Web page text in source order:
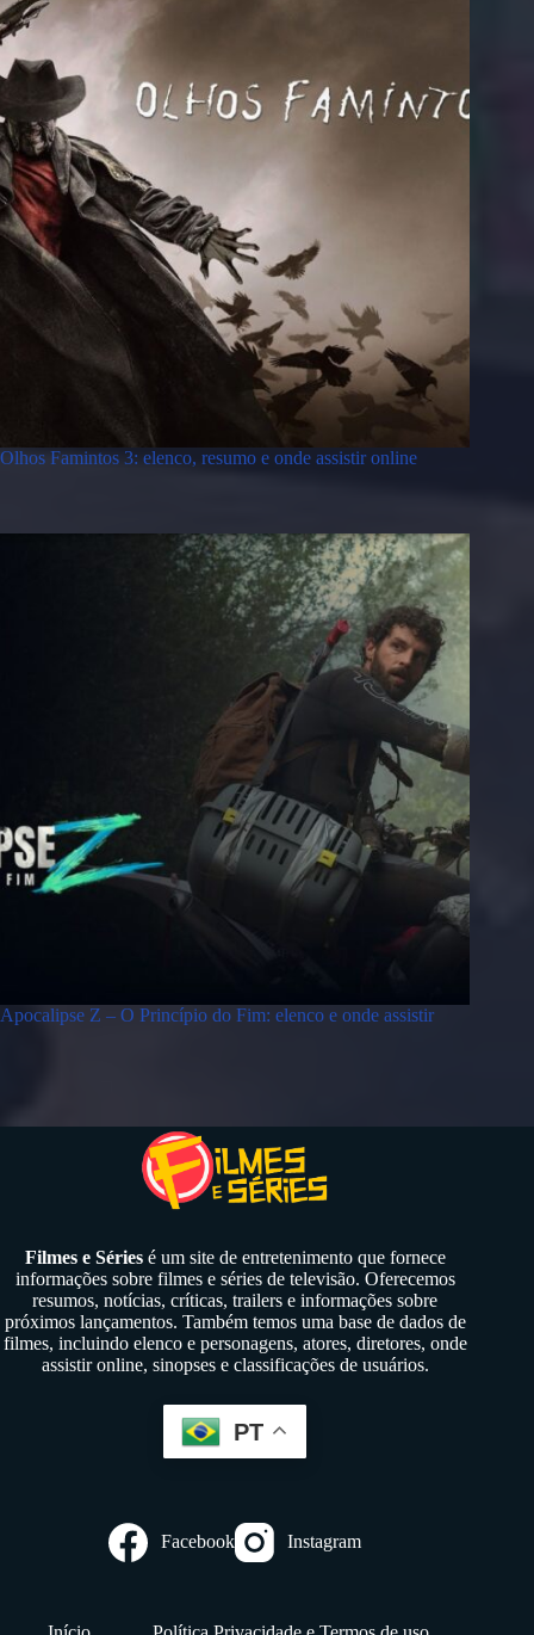
Olhos Famintos 3: elenco, resumo e onde assistir online
Apocalipse Z – O Princípio do Fim: elenco e onde assistir
Filmes e Sériesé um site de entretenimento que fornece
informações sobre filmes e séries de televisão. Oferecemos
resumos, notícias, críticas, trailers e informações sobre
próximos lançamentos. Também temos uma base de dados de
filmes, incluindo elenco e personagens, atores, diretores, onde
assistir online, sinopses e classificações de usuários.
PT
Facebook Instagram